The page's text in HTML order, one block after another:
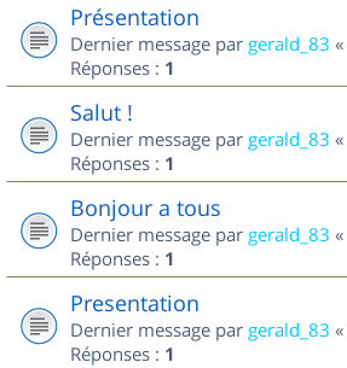
Présentation
Dernier message par gerald_83 «
Réponses : 1
Salut !
Dernier message par gerald_83 «
Réponses : 1
Bonjour a tous
Dernier message par gerald_83 «
Réponses : 1
Presentation
Dernier message par gerald_83 «
Réponses : 1